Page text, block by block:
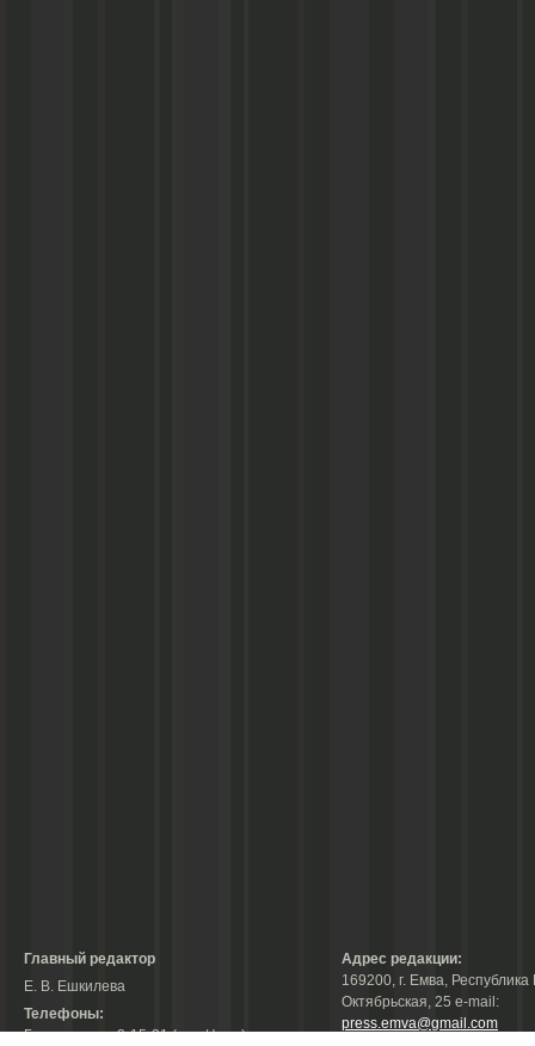
Главный редактор
Е. В. Ешкилева
Телефоны:
Гл. редактор: 2-15-31 (тел./факс);
Адрес редакции:
169200, г. Емва, Республика
Октябрьская, 25 е-mail:
press.emva@gmail.com